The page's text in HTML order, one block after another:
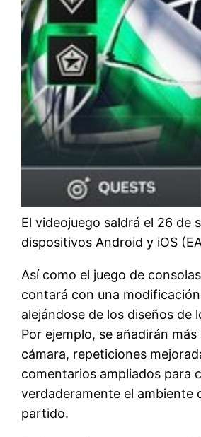
El videojuego saldrá el 26 de
dispositivos Android y iOS
Así como el juego de
contará con una
alejándose de los diseños de
Por ejemplo, se añadirán
cámara, repeticiones
comentarios ampliados para
verdaderamente el ambiente
partido.